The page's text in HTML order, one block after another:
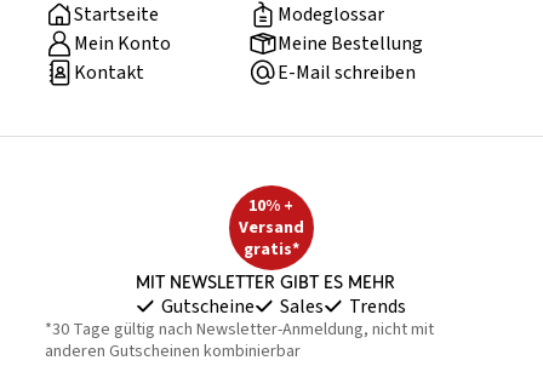
Startseite
Modeglossar
Mein Konto
Meine Bestellung
Kontakt
E-Mail schreiben
10% +
Versand
gratis*
Mit Newsletter gibt es mehr
Gutscheine Sales Trends
*30 Tage gültig nach Newsletter-Anmeldung, nicht mit
anderen Gutscheinen kombinierbar